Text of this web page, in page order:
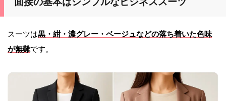
スーツは黒・紺・濃グレー・ベージュなどの落ち着いた色味
が無難です。